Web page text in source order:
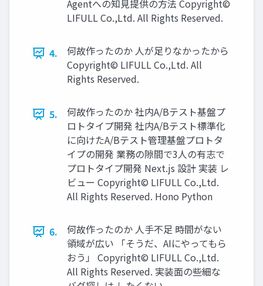
Agentへの知⾒提供の⽅法 Copyright©
LIFULL Co.,Ltd. All Rights Reserved.
4.
何故作ったのか ⼈が⾜りなかったから
Copyright© LIFULL Co.,Ltd. All
Rights Reserved.
5.
何故作ったのか 社内A/Bテスト基盤プ
ロトタイプ開発 社内A/Bテスト標準化
に向けたA/Bテスト管理基盤プロトタ
イプの開発 業務の隙間で3⼈の有志で
プロトタイプ開発 Next.js 設計 実装 レ
ビュー Copyright© LIFULL Co.,Ltd.
All Rights Reserved. Hono Python
6.
何故作ったのか ⼈⼿不⾜ 時間がない
領域が広い 「そうだ、AIにやってもら
おう」 Copyright© LIFULL Co.,Ltd.
All Rights Reserved. 実装⾯の些細な